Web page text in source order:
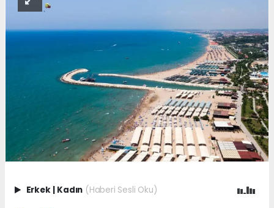
Erkek Kadın (Haberi Sesli Oku)